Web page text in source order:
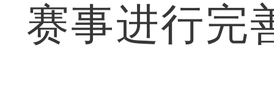
赛事进行完